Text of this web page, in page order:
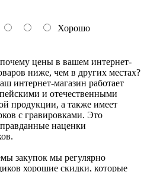
Хорошо
цены в вашем интернет-
ниже, чем в других местах?
интернет-магазин работает
и отечественными
продукции, а также имеет
с гравировками. Это
наценки
закупок мы регулярно
хорошие скидки, которые